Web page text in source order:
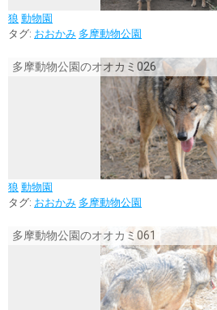
狼 動物園
タグ: おおかみ 多摩動物公園
多摩動物公園のオオカミ026
狼 動物園
タグ: おおかみ 多摩動物公園
多摩動物公園のオオカミ061